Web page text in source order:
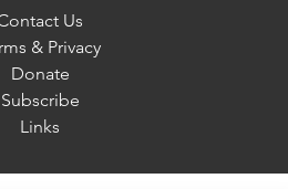
Us
& Privacy
Donate
Subscribe
Links